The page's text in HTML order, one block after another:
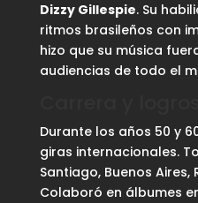
Dizzy Gillespie. Su
ritmos brasileños con
hizo que su música
audiencias de todo el
Durante los años 50 y
giras internacionales.
Santiago, Buenos Aires,
Colaboró en álbumes